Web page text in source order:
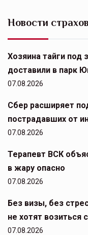
Новости
Хозяина тайги под
доставили в парк
07.08.2026
Сбер расширяет
пострадавших от
07.08.2026
Терапевт ВСК
в жару опасно
07.08.2026
Без визы, без
не хотят возиться
07.08.2026